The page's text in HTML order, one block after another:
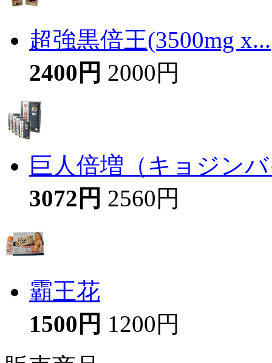
超強黒倍王(3500mg x...
2400円 2000円
巨人倍増（キョジン
3072円 2560円
霸王花
1500円 1200円